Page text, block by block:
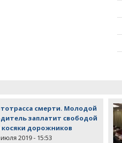
смерти. Молодой
заплатит свободой
косяки дорожников
2019 - 15:53